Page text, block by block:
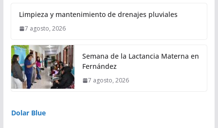
Limpieza y mantenimiento de drenajes pluviales
7 agosto, 2026
Semana de la Lactancia Materna en
Fernández
7 agosto, 2026
Dolar Blue